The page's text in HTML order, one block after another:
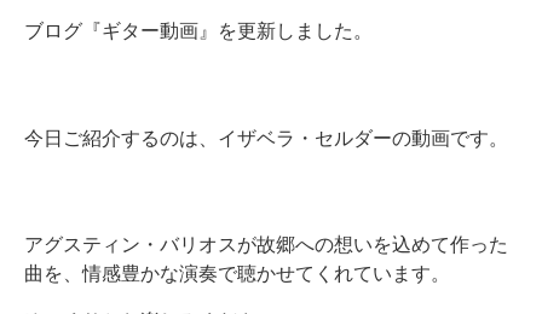
ブログ『ギター動画』を更新しました。
今日ご紹介するのは、イザベラ・セルダーの動画です。
アグスティン・バリオスが故郷への想いを込めて作った
曲を、情感豊かな演奏で聴かせてくれています。